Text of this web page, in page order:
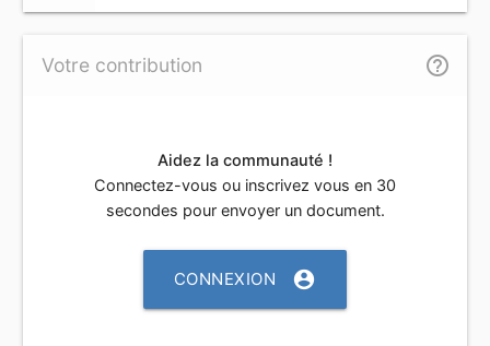
Votre contribution help_outline
Aidez la communauté !
Connectez-vous ou inscrivez vous en 30
secondes pour envoyer un document.
CONNEXION account_circle